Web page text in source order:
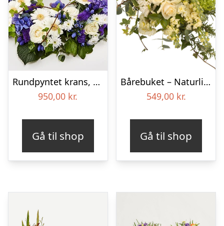
Rundpyntet krans, blå og hvid – Blomster til begravelse
950,00 kr.
Gå til shop
Bårebuket – Naturlig hvid
549,00 kr.
Gå til shop